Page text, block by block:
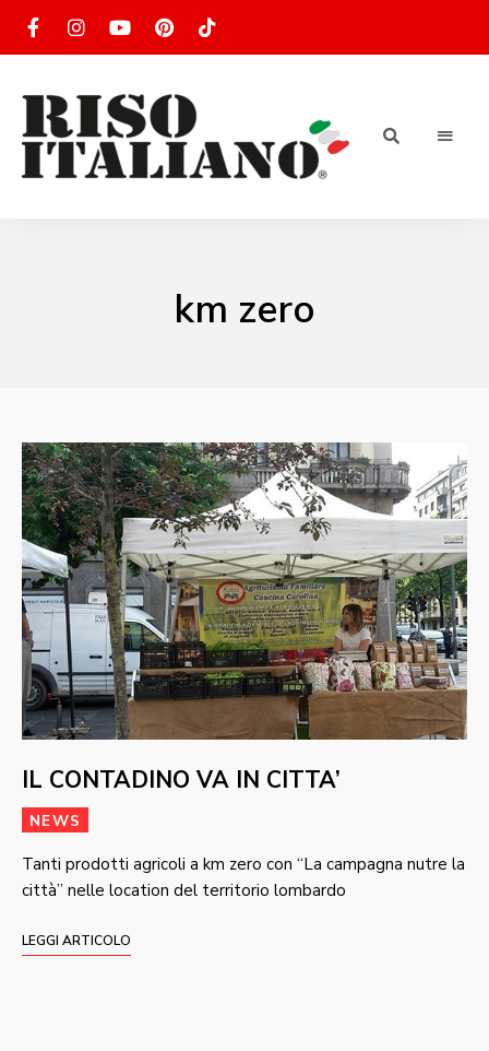
km zero
IL CONTADINO VA IN CITTA’
NEWS
Tanti prodotti agricoli a km zero con “La campagna nutre la
città” nelle location del territorio lombardo
LEGGI ARTICOLO